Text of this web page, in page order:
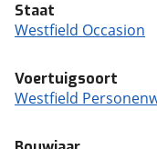
Staat
Westfield Occasion
Voertuigsoort
Westfield